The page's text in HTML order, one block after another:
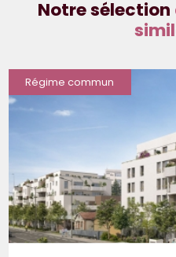
Notre sélection
Régime commun